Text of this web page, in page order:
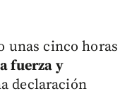
unas cinco horas
fuerza y
declaración